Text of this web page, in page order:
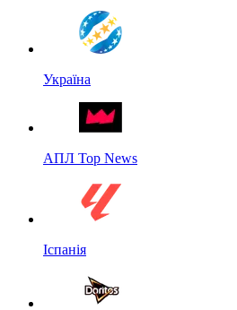
Україна
АПЛ Top News
Іспанія